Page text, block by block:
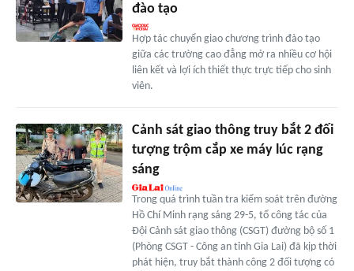
đào tạo
Hợp tác chuyển giao chương trình đào tạo
giữa các trường cao đẳng mở ra nhiều cơ hội
liên kết và lợi ích thiết thực trực tiếp cho sinh
viên.
Cảnh sát giao thông truy bắt 2 đối
tượng trộm cắp xe máy lúc rạng
sáng
Trong quá trình tuần tra kiểm soát trên đường
Hồ Chí Minh rạng sáng 29-5, tổ công tác của
Đội Cảnh sát giao thông (CSGT) đường bộ số 1
(Phòng CSGT - Công an tỉnh Gia Lai) đã kịp thời
phát hiện, truy bắt thành công 2 đối tượng có